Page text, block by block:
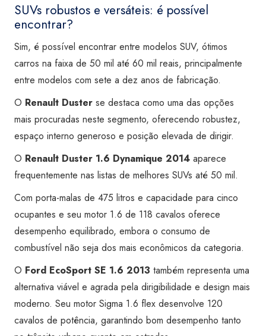
SUVs robustos e versáteis: é possível
encontrar?
Sim, é possível encontrar entre modelos SUV, ótimos
carros na faixa de 50 mil até 60 mil reais, principalmente
entre modelos com sete a dez anos de fabricação.
O Renault Duster se destaca como uma das opções
mais procuradas neste segmento, oferecendo robustez,
espaço interno generoso e posição elevada de dirigir.
O Renault Duster 1.6 Dynamique 2014 aparece
frequentemente nas listas de melhores SUVs até 50 mil.
Com porta-malas de 475 litros e capacidade para cinco
ocupantes e seu motor 1.6 de 118 cavalos oferece
desempenho equilibrado, embora o consumo de
combustível não seja dos mais econômicos da categoria.
O Ford EcoSport SE 1.6 2013 também representa uma
alternativa viável e agrada pela dirigibilidade e design mais
moderno. Seu motor Sigma 1.6 flex desenvolve 120
cavalos de potência, garantindo bom desempenho tanto